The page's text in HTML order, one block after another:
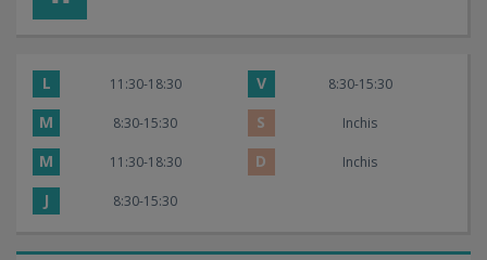
L 11:30-18:30 V 8:30-15:30
M 8:30-15:30 S Inchis
M 11:30-18:30 D Inchis
J 8:30-15:30